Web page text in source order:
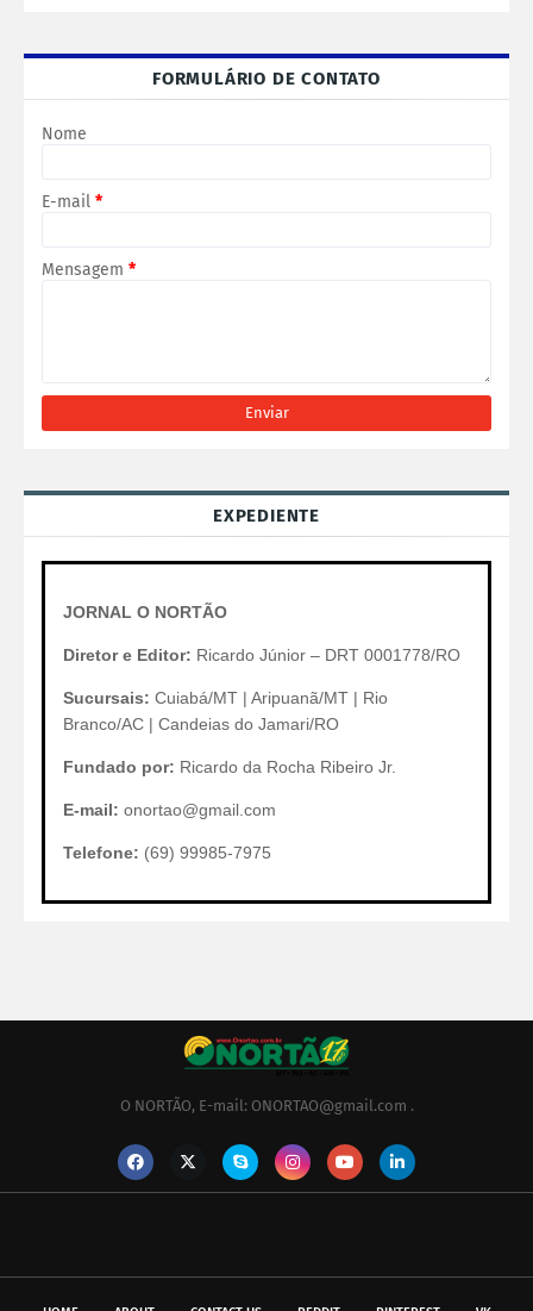
FORMULÁRIO DE CONTATO
Nome
E-mail *
Mensagem *
EXPEDIENTE
JORNAL O NORTÃO
Diretor e Editor: Ricardo Júnior – DRT 0001778/RO
Sucursais: Cuiabá/MT | Aripuanã/MT | Rio
Branco/AC | Candeias do Jamari/RO
Fundado por: Ricardo da Rocha Ribeiro Jr.
E-mail: onortao@gmail.com
Telefone: (69) 99985-7975
O NORTÃO, E-mail: ONORTAO@gmail.com .